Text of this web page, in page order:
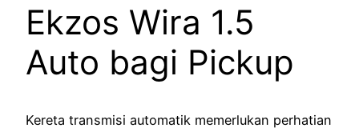
Ekzos Wira 1.5
Auto bagi Pickup
Kereta transmisi automatik memerlukan perhatian